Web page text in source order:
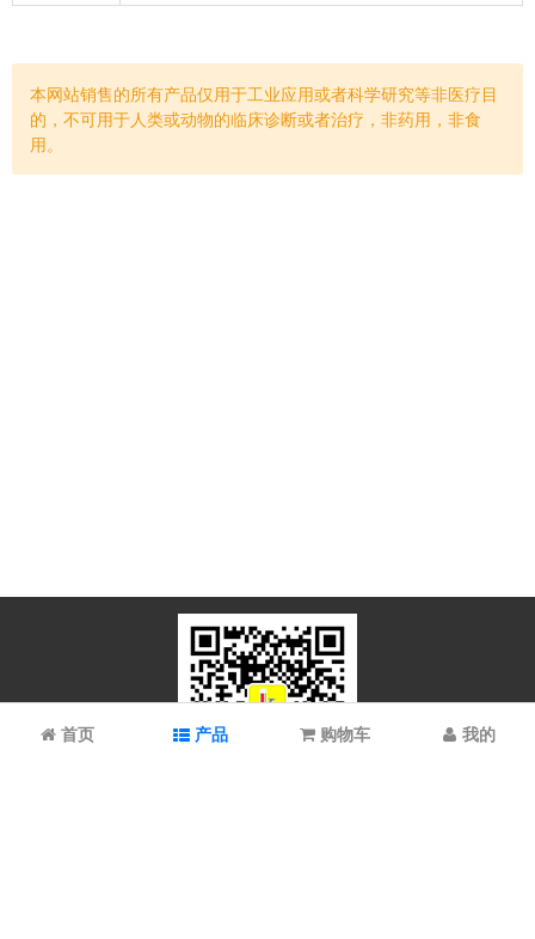
本网站销售的所有产品仅用于工业应用或者科学研究等非医疗目
的，不可用于人类或动物的临床诊断或者治疗，非药用，非食
用。
首页 产品 购物车 我的